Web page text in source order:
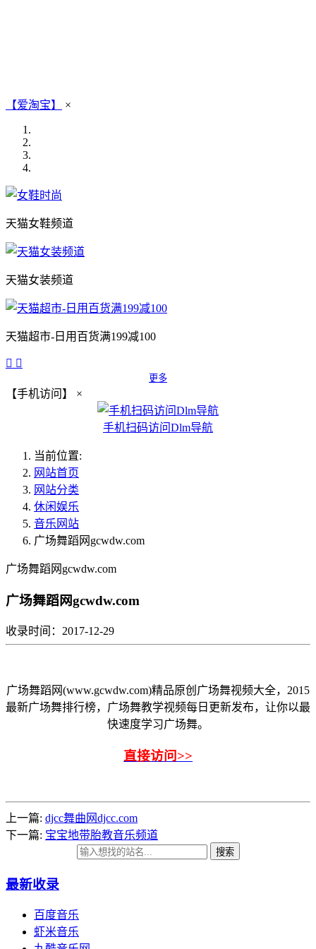
【爱淘宝】 ×
天猫女鞋频道
天猫女装频道
天猫超市-日用百货满199减100
 
更多
【手机访问】 ×
手机扫码访问Dlm导航
当前位置:
网站首页
网站分类
休闲娱乐
音乐网站
广场舞蹈网gcwdw.com
广场舞蹈网gcwdw.com
广场舞蹈网gcwdw.com
收录时间：2017-12-29
广场舞蹈网(www.gcwdw.com)精品原创广场舞视频大全，2015
最新广场舞排行榜，广场舞教学视频每日更新发布，让你以最
快速度学习广场舞。
直接访问>>
上一篇: djcc舞曲网djcc.com
下一篇: 宝宝地带胎教音乐频道
搜索
最新收录
百度音乐
虾米音乐